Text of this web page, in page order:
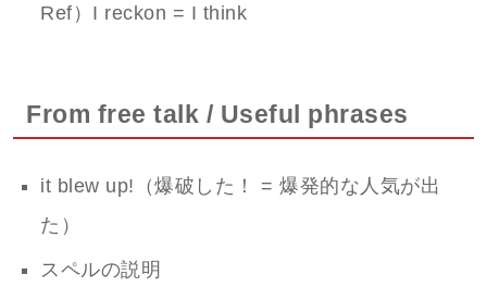
Ref）I reckon = I think
From free talk / Useful phrases
it blew up!（爆破した！ = 爆発的な人気が出
た）
スペルの説明